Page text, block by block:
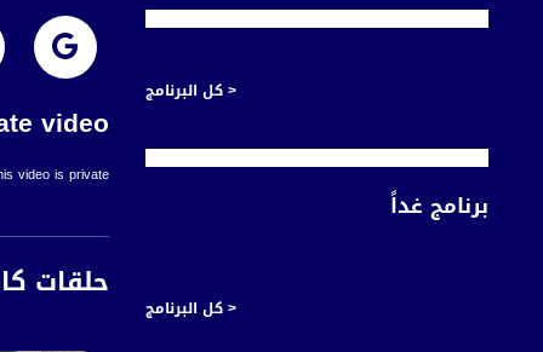
video
video is private.
حلقات
< كل البرنامج
برنامج غداً
< كل البرنامج